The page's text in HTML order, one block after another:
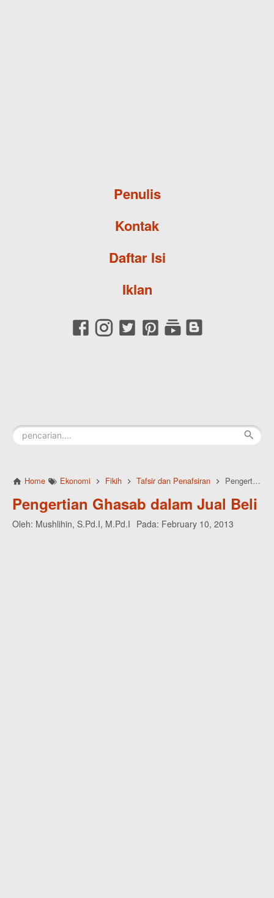
Penulis
Kontak
Daftar Isi
Iklan
Home Ekonomi Fikih Tafsir dan Penafsiran Pengertian Ghasab dalam Jual Beli
Pengertian Ghasab dalam Jual Beli
Oleh: Mushlihin, S.Pd.I, M.Pd.I Pada: February 10, 2013